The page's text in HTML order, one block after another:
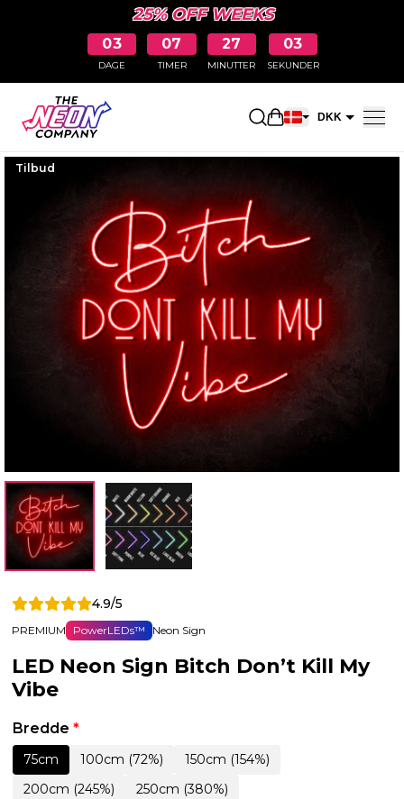
25% OFF WEEKS
03
DAGE
07
TIMER
27
MINUTTER
02
SEKUNDER
Åbn DKK
Tilbud
4.9/5
PREMIUM PowerLEDs™ Neon Sign
LED Neon Sign Bitch Don’t Kill My
Vibe
Bredde *
75cm 100cm (72%)
150cm (154%)
200cm (245%)
250cm (380%)